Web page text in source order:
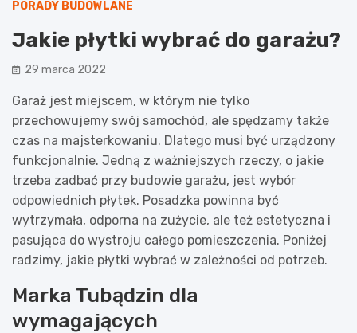
PORADY BUDOWLANE
Jakie płytki wybrać do garażu?
29 marca 2022
Garaż jest miejscem, w którym nie tylko
przechowujemy swój samochód, ale spędzamy także
czas na majsterkowaniu. Dlatego musi być urządzony
funkcjonalnie. Jedną z ważniejszych rzeczy, o jakie
trzeba zadbać przy budowie garażu, jest wybór
odpowiednich płytek. Posadzka powinna być
wytrzymała, odporna na zużycie, ale też estetyczna i
pasująca do wystroju całego pomieszczenia. Poniżej
radzimy, jakie płytki wybrać w zależności od potrzeb.
Marka Tubądzin dla
wymagających